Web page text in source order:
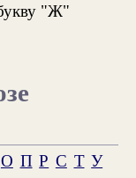
"Ж"
О П Р С Т У